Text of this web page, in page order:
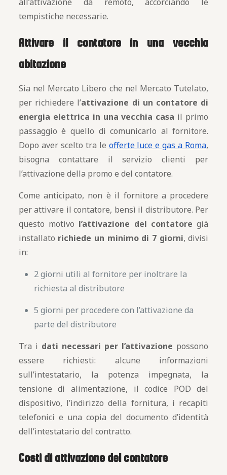
tempistiche necessarie.
Attivare il contatore in una vecchia
abitazione
Sia nel Mercato Libero che nel Mercato Tutelato,
per richiedere l’attivazione di un contatore di
energia elettrica in una vecchia casa il primo
passaggio è quello di comunicarlo al fornitore.
Dopo aver scelto tra le offerte luce e gas a Roma,
bisogna contattare il servizio clienti per
l’attivazione della promo e del contatore.
Come anticipato, non è il fornitore a procedere
per attivare il contatore, bensì il distributore. Per
questo motivo l’attivazione del contatoregià
installato richiede un minimo di 7 giorni, divisi
in:
2 giorni utili al fornitore per inoltrare la
richiesta al distributore
5 giorni per procedere con l’attivazione da
parte del distributore
Tra i dati necessari per l’attivazione possono
essere richiesti: alcune informazioni
sull’intestatario, la potenza impegnata, la
tensione di alimentazione, il codice POD del
dispositivo, l’indirizzo della fornitura, i recapiti
telefonici e una copia del documento d’identità
dell’intestatario del contratto.
Costi di attivazione del contatore